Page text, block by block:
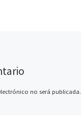
no será publicada.